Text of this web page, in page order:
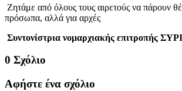
Ζητάμε από όλους τους αιρετούς να πάρουν
πρόσωπα, αλλά για αρχές
Συντονίστρια νομαρχιακής επιτροπής
0 Σχόλιο
Αφήστε ένα σχόλιο